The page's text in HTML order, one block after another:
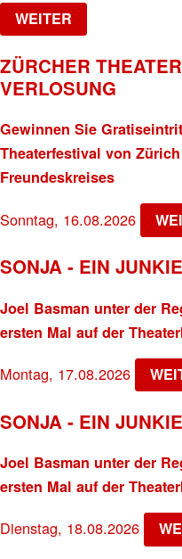
WEITER
ZÜRCHER
VERLOSUNG
Gewinnen Sie
Theaterfestival von
Freundeskreises
Sonntag, 16.08.2026
SONJA - EIN
Joel Basman unter der
ersten Mal auf der
Montag, 17.08.2026
SONJA - EIN
Joel Basman unter der
ersten Mal auf der
Dienstag, 18.08.2026